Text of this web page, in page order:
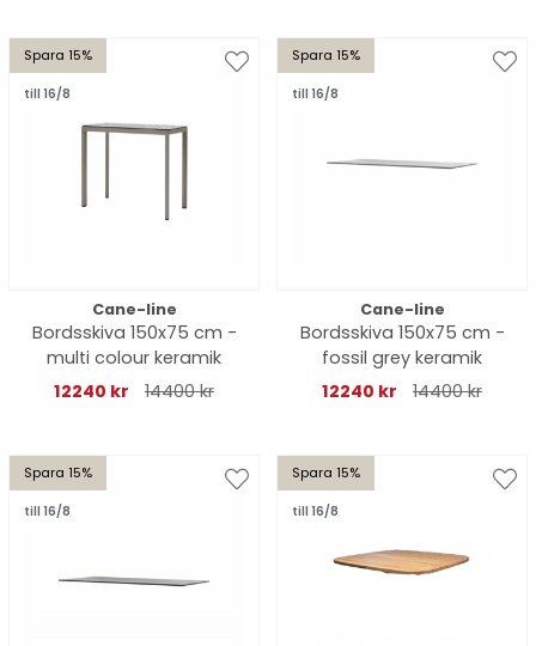
Spara 15%
till 16/8
Cane-line
Bordsskiva 150x75 cm -
multi colour keramik
12240 kr
14400 kr
Spara 15%
till 16/8
Cane-line
Bordsskiva 150x75 cm -
fossil grey keramik
12240 kr
14400 kr
Spara 15%
till 16/8
Spara 15%
till 16/8